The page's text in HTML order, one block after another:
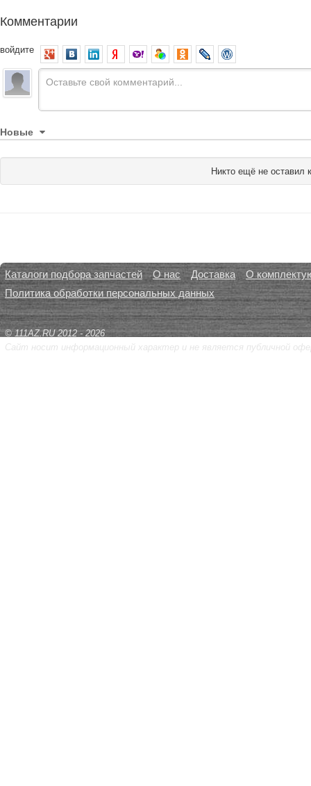
Комментарии
войдите
Новые
Никто ещё не оставил
Каталоги подбора запчастей О нас Доставка
О
Политика обработки персональных данных
© 111AZ.RU 2012 - 2026
Сайт носит информационный характер и не является публичной